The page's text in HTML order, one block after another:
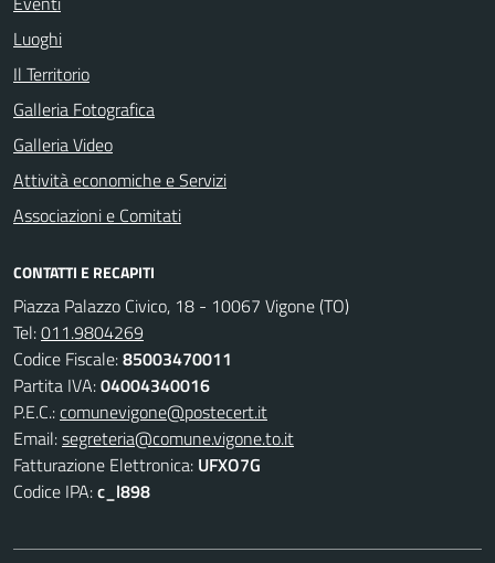
Luoghi
Il Territorio
Galleria Fotografica
Galleria Video
Attività economiche e Servizi
Associazioni e Comitati
CONTATTI E RECAPITI
Piazza Palazzo Civico, 18 - 10067 Vigone (TO)
Tel:011.9804269
Codice Fiscale:85003470011
Partita IVA:04004340016
P.E.C.:comunevigone@postecert.it
Email:segreteria@comune.vigone.to.it
Fatturazione Elettronica: UFXO7G
Codice IPA:c_l898